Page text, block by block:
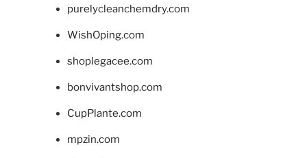
purelycleanchemdry.com
WishOping.com
shoplegacee.com
bonvivantshop.com
CupPlante.com
mpzin.com